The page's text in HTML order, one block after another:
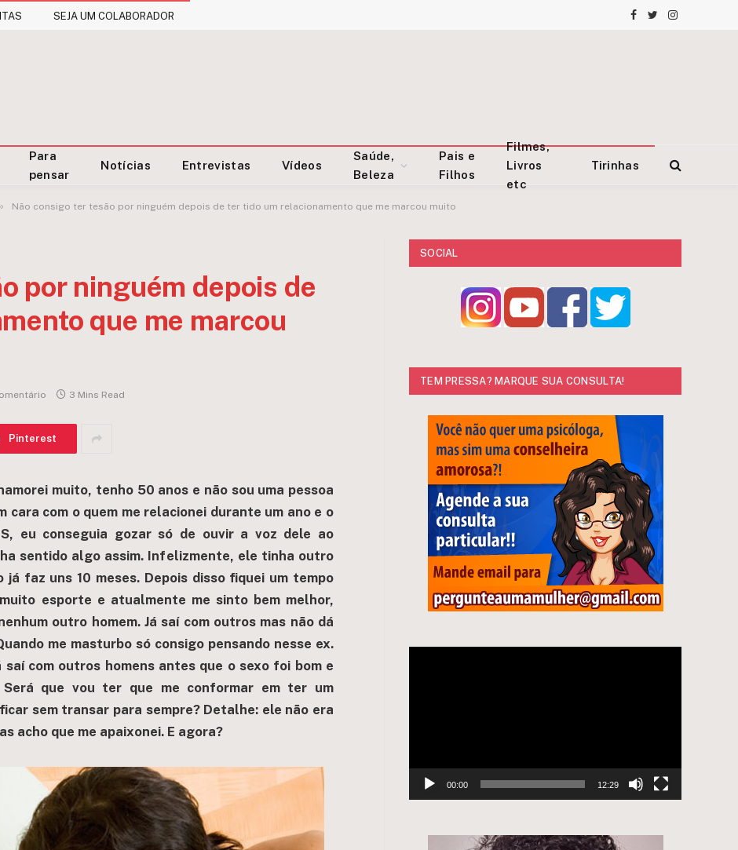
SEJA UM COLABORADOR Facebook
TwitterInstagram
Para
pensar
Notícias Entrevistas Vídeos
Saúde,
Beleza
Pais e
Filhos
Filmes,
Livros
etc
Tirinhas
Não consigo ter tesão por ninguém depois de ter tido um relacionamento que me marcou muito
por ninguém depois de
que me marcou
3 Mins Read
Pinterest
muito, tenho 50 anos e não sou uma pessoa
cara com o quem me relacionei durante um ano e o
eu conseguia gozar só de ouvir a voz dele ao
sentido algo assim. Infelizmente, ele tinha outro
faz uns 10 meses. Depois disso fiquei um tempo
esporte e atualmente me sinto bem melhor,
outro homem. Já saí com outros mas não dá
me masturbo só consigo pensando nesse ex.
com outros homens antes que o sexo foi bom e
que vou ter que me conformar em ter um
sem transar para sempre? Detalhe: ele não era
acho que me apaixonei. E agora?
SOCIAL
TEM PRESSA? MARQUE SUA CONSULTA!
00:00 12:29